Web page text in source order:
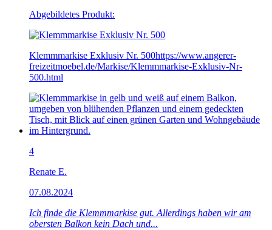
Abgebildetes Produkt:
Klemmmarkise Exklusiv Nr. 500https://www.angerer-
freizeitmoebel.de/Markise/Klemmmarkise-Exklusiv-Nr-
500.html
4
Renate E.
07.08.2024
Ich finde die Klemmmarkise gut. Allerdings haben wir am
obersten Balkon kein Dach und...